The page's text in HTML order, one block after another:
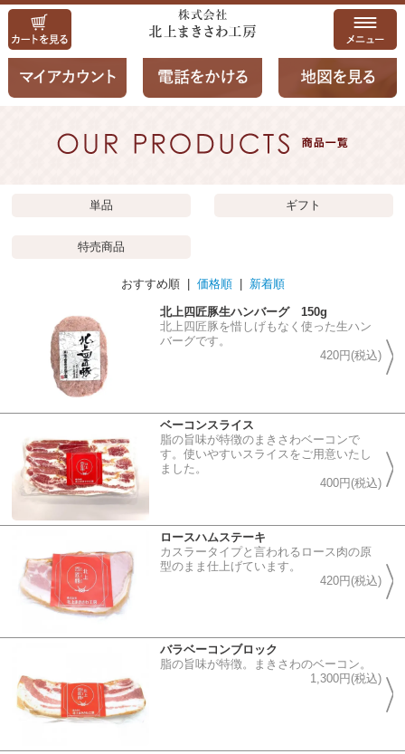
単品 ギフト
特売商品
おすすめ順 | 価格順| 新着順
北上四匠豚生ハンバーグ 150g
北上四匠豚を惜しげもなく使った生ハン
バーグです。
420円(税込)
ベーコンスライス
脂の旨味が特徴のまきさわベーコンで
す。使いやすいスライスをご用意いたし
ました。
400円(税込)
ロースハムステーキ
カスラータイプと言われるロース肉の原
型のまま仕上げています。
420円(税込)
バラベーコンブロック
脂の旨味が特徴。まきさわのベーコン。
1,300円(税込)